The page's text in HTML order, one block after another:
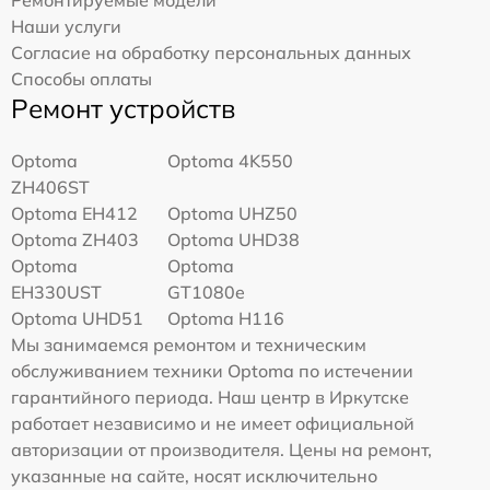
Наши услуги
Согласие на обработку персональных данных
Способы оплаты
Ремонт устройств
Optoma
ZH406ST
Optoma 4K550
Optoma EH412
Optoma UHZ50
Optoma ZH403
Optoma UHD38
Optoma
EH330UST
Optoma
GT1080e
Optoma UHD51
Optoma H116
Мы занимаемся ремонтом и техническим
обслуживанием техники Optoma по истечении
гарантийного периода. Наш центр в Иркутске
работает независимо и не имеет официальной
авторизации от производителя. Цены на ремонт,
указанные на сайте, носят исключительно